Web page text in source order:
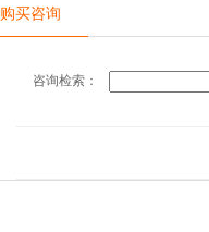
购买咨询
咨询检索：